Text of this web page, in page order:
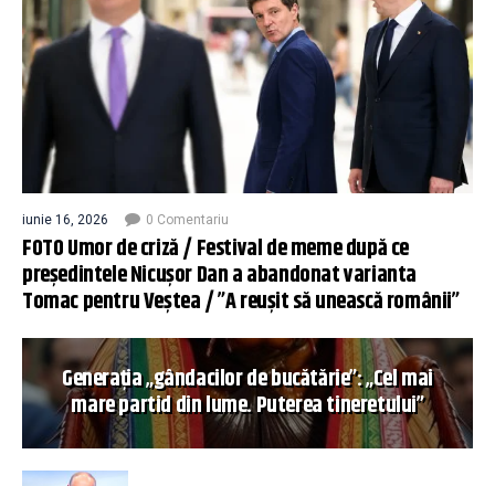
iunie 16, 2026 0 Comentariu
FOTO Umor de criză / Festival de meme după ce
președintele Nicușor Dan a abandonat varianta
Tomac pentru Veștea / ”A reușit să unească românii”
Generația „gândacilor de bucătărie”: „Cel mai
mare partid din lume. Puterea tineretului”